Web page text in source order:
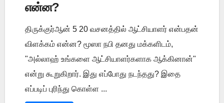
என்ன?
திருக்குர்ஆன் 5 20 வசனத்தில் ஆட்சியாளர் என்பதன்
விளக்கம் என்ன? மூஸா நபி தனது மக்களிடம்,
"அல்லாஹ் உங்களை ஆட்சியாளர்களாக ஆக்கினான்"
என்று கூறுகிறார். இது எப்போது நடந்தது? இதை
எப்படிப் புரிந்து கொள்ள ...